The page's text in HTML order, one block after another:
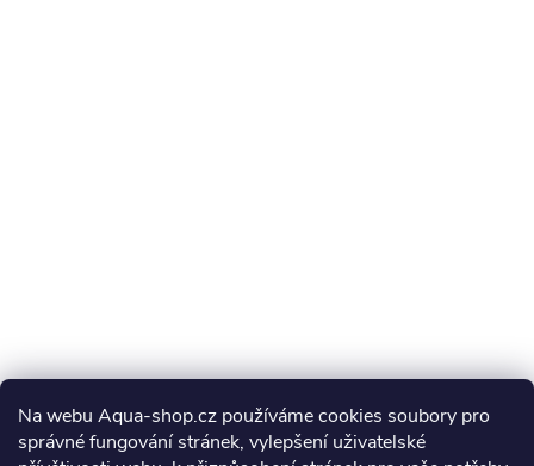
Na webu Aqua-shop.cz používáme cookies soubory pro
správné fungování stránek, vylepšení uživatelské